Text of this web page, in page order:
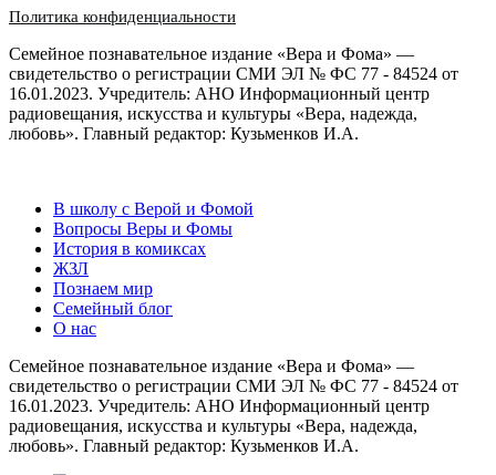
Политика конфиденциальности
Семейное познавательное издание «Вера и Фома» —
свидетельство о регистрации СМИ ЭЛ № ФС 77 - 84524 от
16.01.2023. Учредитель: АНО Информационный центр
радиовещания, искусства и культуры «Вера, надежда,
любовь». Главный редактор: Кузьменков И.А.
В школу с Верой и Фомой
Вопросы Веры и Фомы
История в комиксах
ЖЗЛ
Познаем мир
Семейный блог
О нас
Семейное познавательное издание «Вера и Фома» —
свидетельство о регистрации СМИ ЭЛ № ФС 77 - 84524 от
16.01.2023. Учредитель: АНО Информационный центр
радиовещания, искусства и культуры «Вера, надежда,
любовь». Главный редактор: Кузьменков И.А.